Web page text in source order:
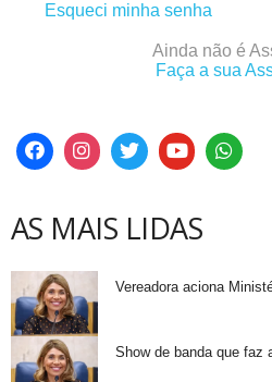
Esqueci minha senha
Ainda não é
Faça a sua
AS MAIS LIDAS
Vereadora aciona
Show de banda que faz